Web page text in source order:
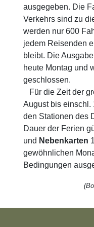
ausgegeben. Die
Verkehrs sind zu
werden nur 600
jedem Reisenden
bleibt. Die
heute Montag und
geschlossen.
Für die Zeit der
August bis einschl.
den Stationen des
Dauer der Ferien
und Nebenkarten
gewöhnlichen
Bedingungen